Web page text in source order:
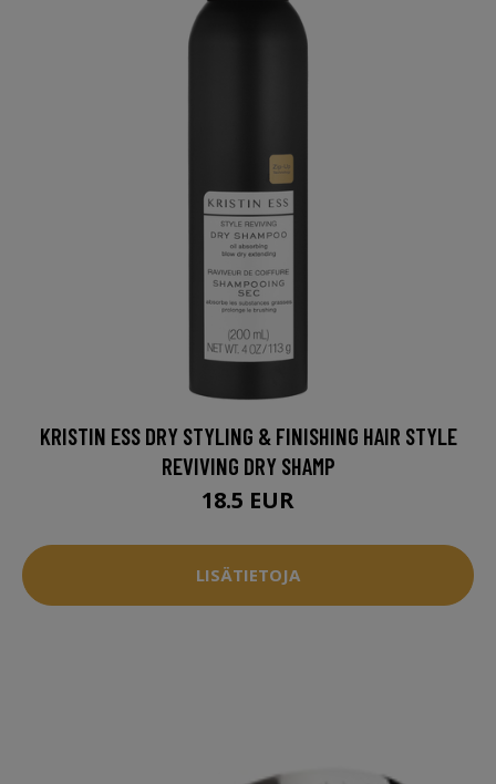
KRISTIN ESS DRY STYLING & FINISHING HAIR STYLE
REVIVING DRY SHAMP
18.5 EUR
LISÄTIETOJA